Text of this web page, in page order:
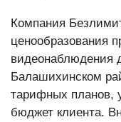
Компания
ценообразования
видеонаблюдения
Балашихинском
тарифных планов,
бюджет клиента.